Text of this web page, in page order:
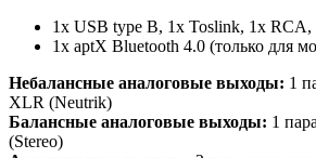
1x USB type B, 1x Toslink, 1x RCA,
1x aptX Bluetooth 4.0 (только для
Небалансные аналоговые выходы: 1
XLR (Neutrik)
Балансные аналоговые выходы: 1
(Stereo)